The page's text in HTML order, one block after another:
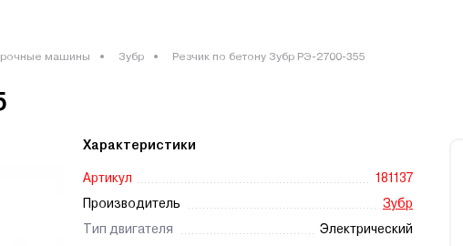
машины Зубр Резчик по бетону Зубр РЭ-2700-355
Характеристики
Артикул
181137
Производитель
Зубр
Тип двигателя
Электрический